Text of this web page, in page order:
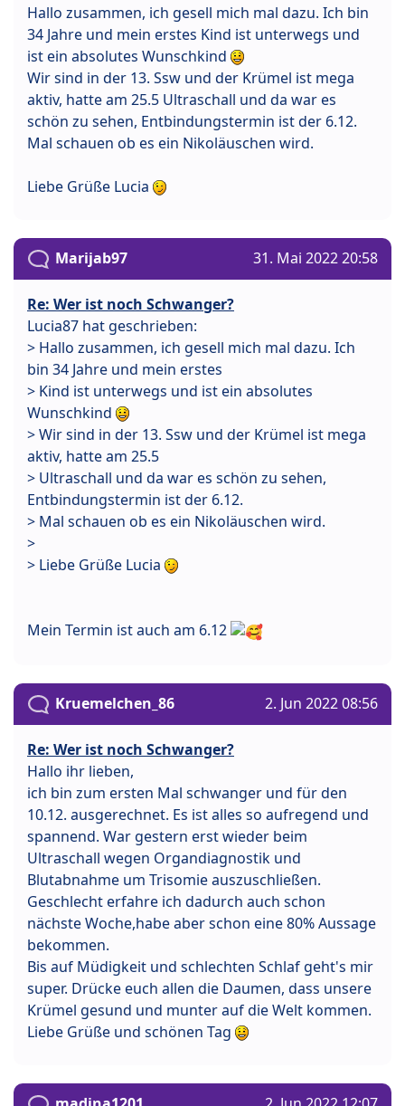
Hallo zusammen, ich gesell mich mal dazu. Ich bin
34 Jahre und mein erstes Kind ist unterwegs und
ist ein absolutes Wunschkind
Wir sind in der 13. Ssw und der Krümel ist mega
aktiv, hatte am 25.5 Ultraschall und da war es
schön zu sehen, Entbindungstermin ist der 6.12.
Mal schauen ob es ein Nikoläuschen wird.
Liebe Grüße Lucia
Marijab97 31. Mai 2022 20:58
Re: Wer ist noch Schwanger?
Lucia87 hat geschrieben:
> Hallo zusammen, ich gesell mich mal dazu. Ich
bin 34 Jahre und mein erstes
> Kind ist unterwegs und ist ein absolutes
Wunschkind
> Wir sind in der 13. Ssw und der Krümel ist mega
aktiv, hatte am 25.5
> Ultraschall und da war es schön zu sehen,
Entbindungstermin ist der 6.12.
> Mal schauen ob es ein Nikoläuschen wird.
>
> Liebe Grüße Lucia
Mein Termin ist auch am 6.12
Kruemelchen_86 2. Jun 2022 08:56
Re: Wer ist noch Schwanger?
Hallo ihr lieben,
ich bin zum ersten Mal schwanger und für den
10.12. ausgerechnet. Es ist alles so aufregend und
spannend. War gestern erst wieder beim
Ultraschall wegen Organdiagnostik und
Blutabnahme um Trisomie auszuschließen.
Geschlecht erfahre ich dadurch auch schon
nächste Woche,habe aber schon eine 80% Aussage
bekommen.
Bis auf Müdigkeit und schlechten Schlaf geht's mir
super. Drücke euch allen die Daumen, dass unsere
Krümel gesund und munter auf die Welt kommen.
Liebe Grüße und schönen Tag